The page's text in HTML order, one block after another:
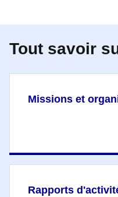
Tout savoir
Missions et
Rapports